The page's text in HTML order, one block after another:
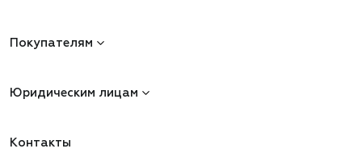
Покупателям
Юридическим лицам
Контакты